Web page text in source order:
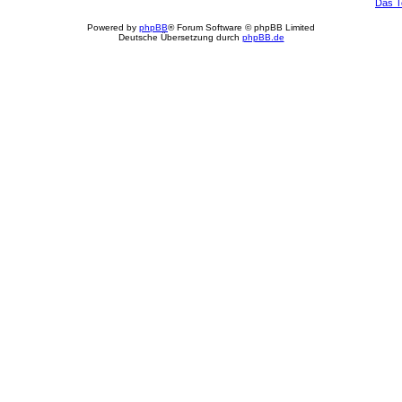
Das
Powered by phpBB® Forum Software © phpBB Limited
Deutsche Übersetzung durch phpBB.de